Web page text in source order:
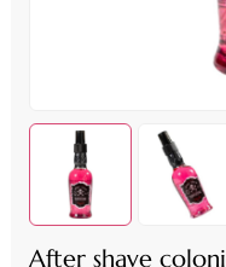
After shave